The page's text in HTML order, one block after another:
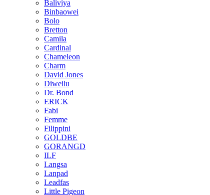
Baliviya
Binbaowei
Bolo
Bretton
Camila
Cardinal
Chameleon
Charm
David Jones
Diweilu
Dr. Bond
ERICK
Fabi
Femme
Filippini
GOLDBE
GORANGD
ILF
Langsa
Lanpad
Leadfas
Little Pigeon